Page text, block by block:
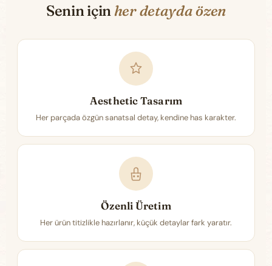
Senin içinher detayda özen
Aesthetic Tasarım
Her parçada özgün sanatsal detay, kendine has karakter.
Özenli Üretim
Her ürün titizlikle hazırlanır, küçük detaylar fark yaratır.